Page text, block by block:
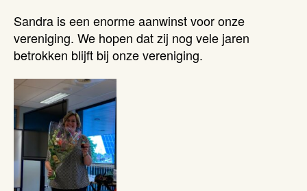
Sandra is een enorme aanwinst voor onze
vereniging. We hopen dat zij nog vele jaren
betrokken blijft bij onze vereniging.